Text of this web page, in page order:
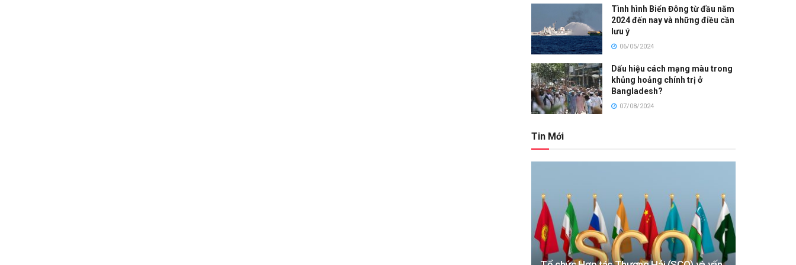
Tình hình Biển Đông từ đầu năm
2024 đến nay và những điều cần
lưu ý
06/05/2024
Dấu hiệu cách mạng màu trong
khủng hoảng chính trị ở
Bangladesh?
07/08/2024
Tin Mới